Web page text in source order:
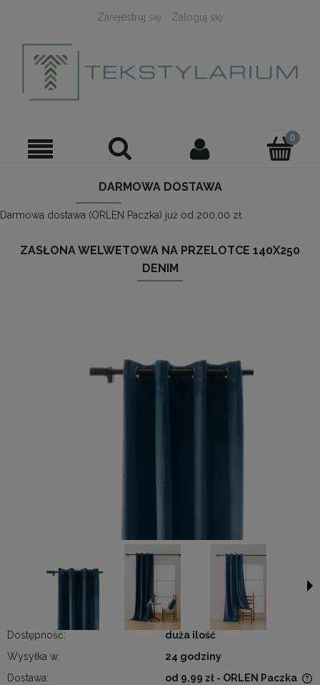
Zarejestruj się Zaloguj się
DARMOWA DOSTAWA
Darmowa dostawa (ORLEN Paczka) już od 200,00 zł.
ZASŁONA WELWETOWA NA PRZELOTCE 140X250
DENIM
Dostępność:
duża ilość
Wysyłka w:
24 godziny
Dostawa:
od 9,99 zł - ORLEN Paczka